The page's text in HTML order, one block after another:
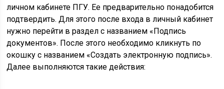
личном кабинете ПГУ. Ее предварительно понадобится
подтвердить. Для этого после входа в личный кабинет
нужно перейти в раздел с названием «Подпись
документов». После этого необходимо кликнуть по
окошку с названием «Создать электронную подпись».
Далее выполняются такие действия: